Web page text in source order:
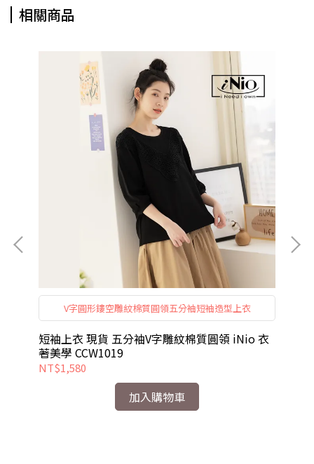
相關商品
V字圓形鏤空雕紋棉質圓領五分袖短袖造型上衣
短袖上衣 現貨 五分袖V字雕紋棉質圓領 iNio 衣
著美學 CCW1019
NT$1,580
加入購物車